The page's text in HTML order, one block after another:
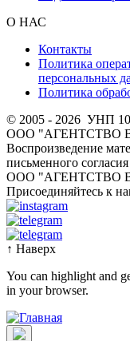
О НАС
Контакты
Политика
персональных
Политика
© 2005 - 2026 УНП
ООО "АГЕНТСТВО
Воспроизведение
письменного согласия
OOO "АГЕНТСТВО
Присоединяйтесь к
↑ Наверх
You can highlight and
in your browser.